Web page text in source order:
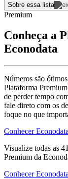
Sobre essa lista
Premium
Conheça a
Econodata
Números são
Plataforma
de perder tempo
fale direto com os
foque no que
Conhecer
Visualize todas as
Premium da
Conhecer